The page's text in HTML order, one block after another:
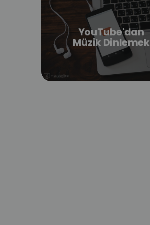
YouTube'dan
Müzik Dinlemek